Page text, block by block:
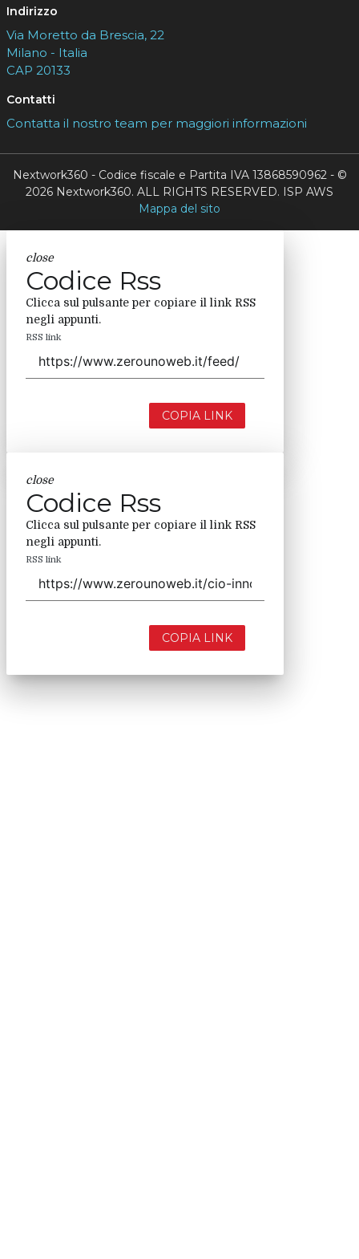
Indirizzo
Via Moretto da Brescia, 22
Milano - Italia
CAP 20133
Contatti
Contatta il nostro team per maggiori informazioni
Nextwork360 - Codice fiscale e Partita IVA 13868590962 - ©
2026 Nextwork360. ALL RIGHTS RESERVED. ISP AWS
Mappa del sito
close
Codice Rss
Clicca sul pulsante per copiare il link RSS
negli appunti.
RSS link
COPIA LINK
close
Codice Rss
Clicca sul pulsante per copiare il link RSS
negli appunti.
RSS link
COPIA LINK